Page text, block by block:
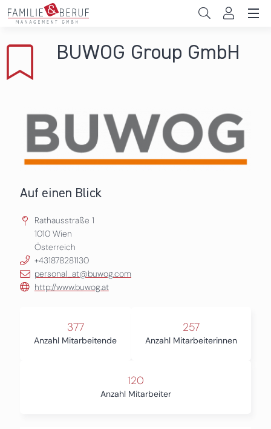
Direkt zum Inhalt
Gemeinden
Persönliche Vereinbarkeit
Das sind wir
BUWOG Group GmbH
Auf einen Blick
Rathausstraße 1
1010 Wien
Österreich
+431878281130
personal_at@buwog.com
http://www.buwog.at
377
Anzahl Mitarbeitende
257
Anzahl Mitarbeiterinnen
120
Anzahl Mitarbeiter